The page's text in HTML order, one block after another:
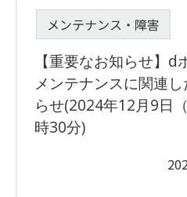
メンテナンス・障害
【重要なお知らせ】
メンテナンスに関連
らせ(2024年12月9日
時30分)